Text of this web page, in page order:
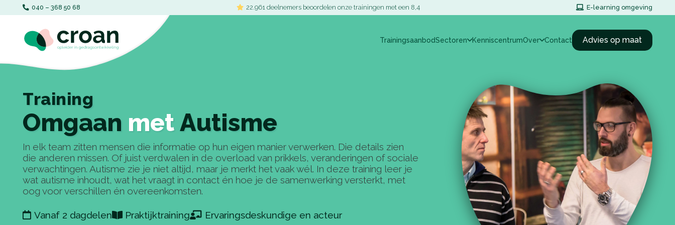
040 – 368 50 68‬ 22.961 deelnemers beoordelen onze trainingen met een 8,4 E-learning omgeving
TrainingsaanbodSectoren KenniscentrumOver Contact Advies op maat
Training
Omgaan metAutisme
In elk team zitten mensen die informatie op hun eigen manier verwerken. Die details zien
die anderen missen. Of juist verdwalen in de overload van prikkels, veranderingen of sociale
verwachtingen. Autisme zie je niet altijd, maar je merkt het vaak wél. In deze training leer je
wat autisme inhoudt, wat het vraagt in contact én hoe je de samenwerking versterkt, met
oog voor verschillen én overeenkomsten.
Vanaf 2 dagdelen Praktijktraining Ervaringsdeskundige en acteur